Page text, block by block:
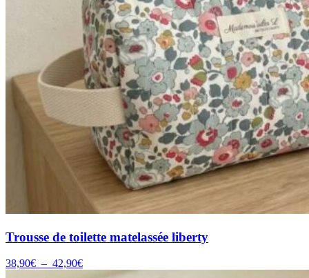
Trousse de toilette matelassée liberty
38,90€ – 42,90€Plage